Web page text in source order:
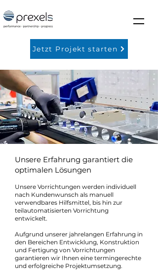
Jetzt Projekt starten
Unsere Erfahrung garantiert die
optimalen Lösungen
Unsere Vorrichtungen werden individuell
nach Kundenwunsch als manuell
verwendbares Hilfsmittel, bis hin zur
teilautomatisierten Vorrichtung
entwickelt.
Aufgrund unserer jahrelangen Erfahrung in
den Bereichen Entwicklung, Konstruktion
und Fertigung von Vorrichtungen
garantieren wir Ihnen eine termingerechte
und erfolgreiche Projektumsetzung.